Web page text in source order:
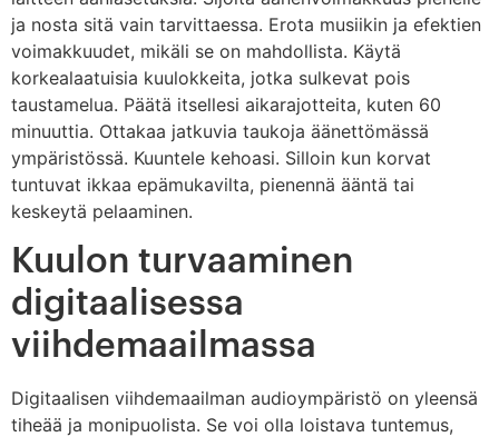
ja nosta sitä vain tarvittaessa. Erota musiikin ja efektien
voimakkuudet, mikäli se on mahdollista. Käytä
korkealaatuisia kuulokkeita, jotka sulkevat pois
taustamelua. Päätä itsellesi aikarajotteita, kuten 60
minuuttia. Ottakaa jatkuvia taukoja äänettömässä
ympäristössä. Kuuntele kehoasi. Silloin kun korvat
tuntuvat ikkaa epämukavilta, pienennä ääntä tai
keskeytä pelaaminen.
Kuulon turvaaminen
digitaalisessa
viihdemaailmassa
Digitaalisen viihdemaailman audioympäristö on yleensä
tiheää ja monipuolista. Se voi olla loistava tuntemus,